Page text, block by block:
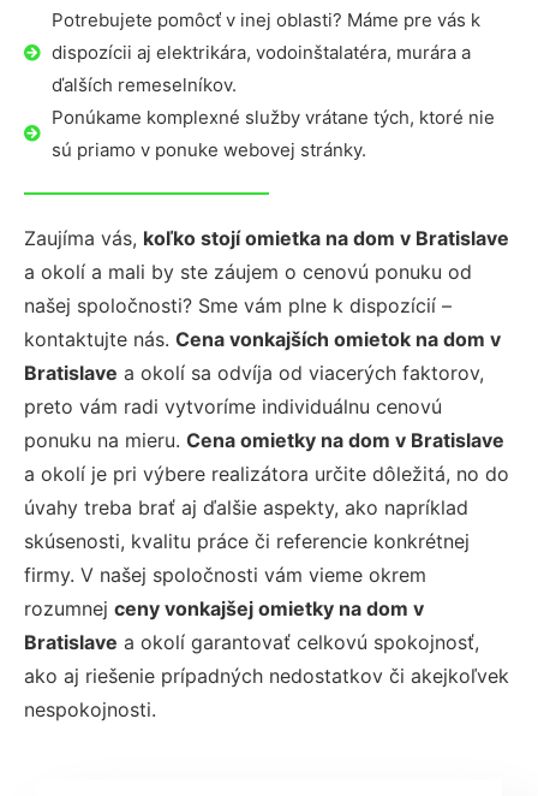
Potrebujete pomôcť v inej oblasti? Máme pre vás k
dispozícii aj elektrikára, vodoinštalatéra, murára a
ďalších remeselníkov.
Ponúkame komplexné služby vrátane tých, ktoré nie
sú priamo v ponuke webovej stránky.
Zaujíma vás, koľko stojí omietka na dom v Bratislave
a okolí a mali by ste záujem o cenovú ponuku od
našej spoločnosti? Sme vám plne k dispozícií –
kontaktujte nás. Cena vonkajších omietok na dom v
Bratislave a okolí sa odvíja od viacerých faktorov,
preto vám radi vytvoríme individuálnu cenovú
ponuku na mieru. Cena omietky na dom v Bratislave
a okolí je pri výbere realizátora určite dôležitá, no do
úvahy treba brať aj ďalšie aspekty, ako napríklad
skúsenosti, kvalitu práce či referencie konkrétnej
firmy. V našej spoločnosti vám vieme okrem
rozumnej ceny vonkajšej omietky na dom v
Bratislave a okolí garantovať celkovú spokojnosť,
ako aj riešenie prípadných nedostatkov či akejkoľvek
nespokojnosti.